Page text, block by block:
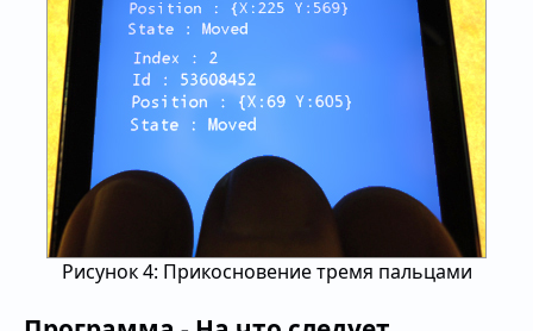
Рисунок 4: Прикосновение тремя пальцами